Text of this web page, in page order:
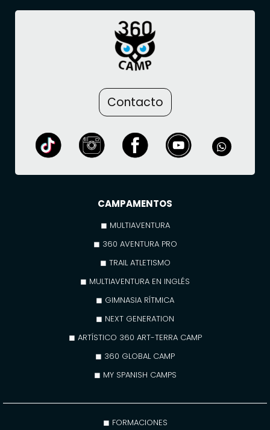
Contacto
CAMPAMENTOS
◼ MULTIAVENTURA
◼ 360 AVENTURA PRO
◼ TRAIL ATLETISMO
◼ MULTIAVENTURA EN INGLÉS
◼ GIMNASIA RÍTMICA
◼ NEXT GENERATION
◼ ARTÍSTICO 360 ART-TERRA CAMP
◼ 360 GLOBAL CAMP
◼ MY SPANISH CAMPS
◼ FORMACIONES